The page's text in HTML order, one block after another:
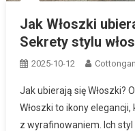
Jak Włoszki
Sekrety stylu
2025-10-12
Jak ubierają się Włoszki?
Włoszki to ikony
z wyrafinowaniem. Ich